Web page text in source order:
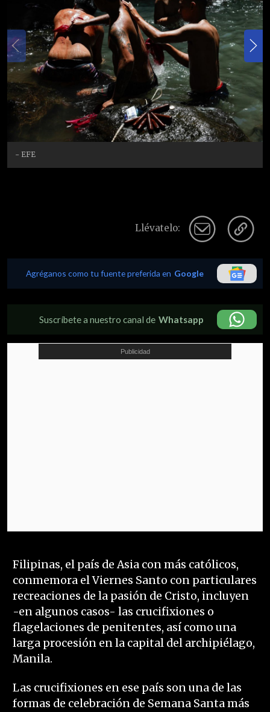
- EFE
Llévatelo:
Agréganos como tu fuente preferida en Google
Suscríbete a nuestro canal de Whatsapp
Filipinas, el país de Asia con más católicos,
conmemora el Viernes Santo con particulares
recreaciones de la pasión de Cristo, incluyen
-en algunos casos- las crucifixiones o
flagelaciones de penitentes, así como una
larga procesión en la capital del archipiélago,
Manila.
Las crucifixiones en ese país son una de las
formas de celebración de Semana Santa más